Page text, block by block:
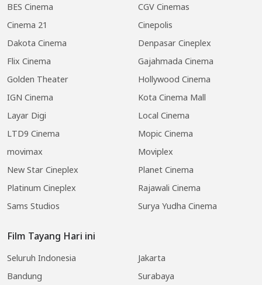
BES Cinema
CGV Cinemas
Cinema 21
Cinepolis
Dakota Cinema
Denpasar Cineplex
Flix Cinema
Gajahmada Cinema
Golden Theater
Hollywood Cinema
IGN Cinema
Kota Cinema Mall
Layar Digi
Local Cinema
LTD9 Cinema
Mopic Cinema
movimax
Moviplex
New Star Cineplex
Planet Cinema
Platinum Cineplex
Rajawali Cinema
Sams Studios
Surya Yudha Cinema
Film Tayang Hari ini
Seluruh Indonesia
Jakarta
Bandung
Surabaya